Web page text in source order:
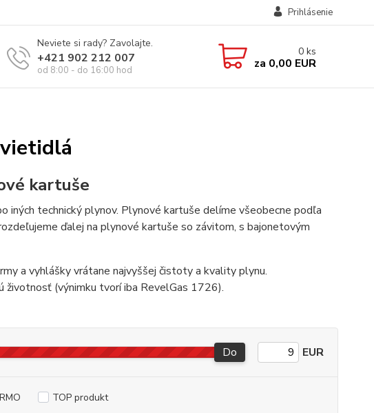
Prihlásenie
Neviete si rady? Zavolajte.
+421 902 212 007
od 8:00 - do 16:00 hod
0 ks
za 0,00 EUR
kartuše
iných technický plynov. Plynové kartuše delíme všeobecne podľa
ďalej na plynové kartuše so závitom, s bajonetovým
a vyhlášky vrátane najvyššej čistoty a kvality plynu.
životnosť (výnimku tvorí iba RevelGas 1726).
Do EUR
TOP produkt